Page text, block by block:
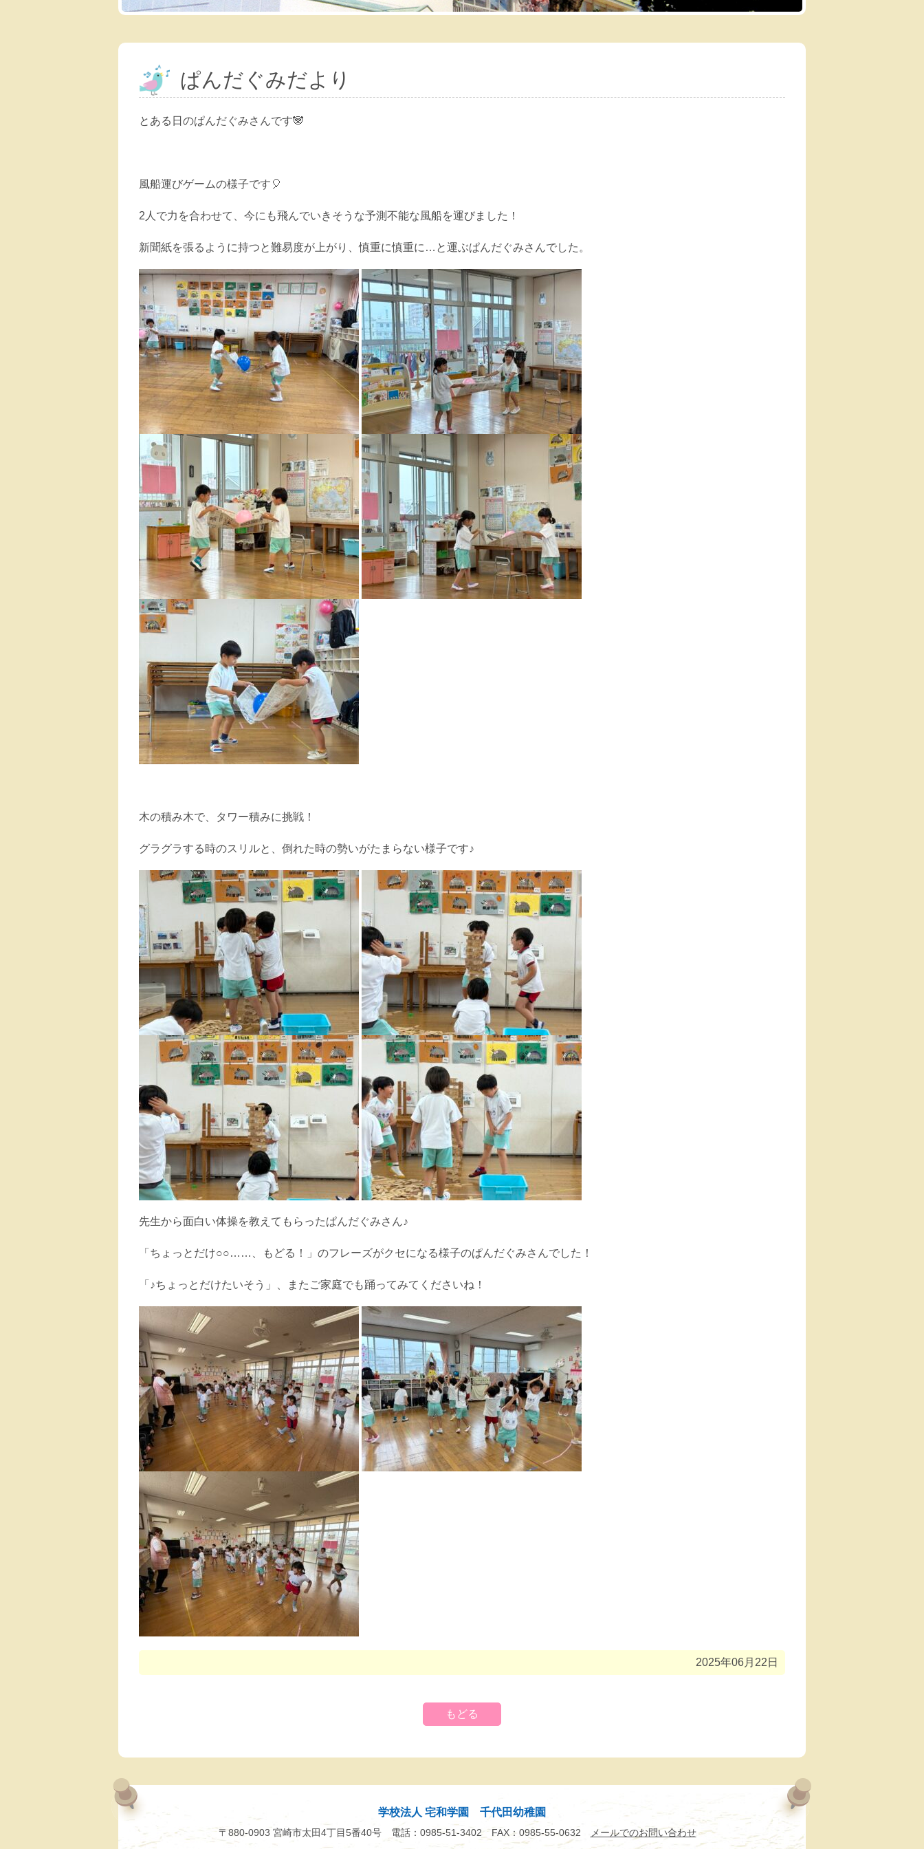
ぱんだぐみだより
とある日のぱんだぐみさんです🐼
風船運びゲームの様子です🎈
2人で力を合わせて、今にも飛んでいきそうな予測不能な風船を運びました！
新聞紙を張るように持つと難易度が上がり、慎重に慎重に…と運ぶぱんだぐみさんでした。
木の積み木で、タワー積みに挑戦！
グラグラする時のスリルと、倒れた時の勢いがたまらない様子です♪
先生から面白い体操を教えてもらったぱんだぐみさん♪
「ちょっとだけ○○……、もどる！」のフレーズがクセになる様子のぱんだぐみさんでした！
「♪ちょっとだけたいそう」、またご家庭でも踊ってみてくださいね！
2025年06月22日
もどる
学校法人 宅和学園 千代田幼稚園
〒880-0903 宮崎市太田4丁目5番40号電話：0985-51-3402FAX：0985-55-0632 メールでのお問い合わせ